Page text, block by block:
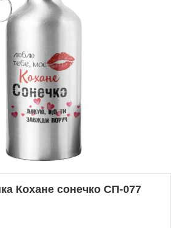
Кохане сонечко СП-077